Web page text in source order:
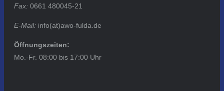
Fax: 0661 480045-21
E-Mail: info(at)awo-fulda.de
Öffnungszeiten:
Mo.-Fr. 08:00 bis 17:00 Uhr